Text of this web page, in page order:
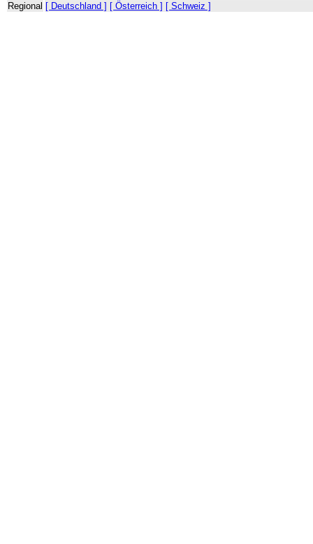
Regional [ Deutschland ] [ Österreich ] [ Schweiz ]